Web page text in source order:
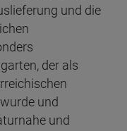
und die
der als
und
und